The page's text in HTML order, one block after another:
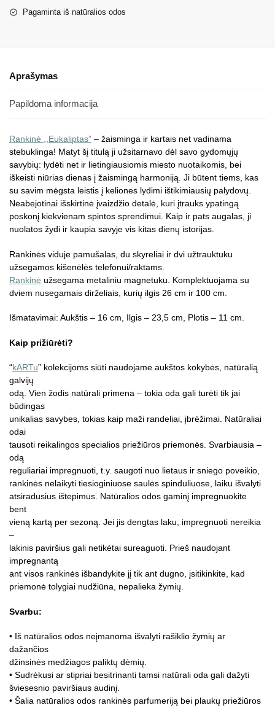
Pagaminta iš natūralios odos
Aprašymas
Papildoma informacija
Rankinė ,,Eukaliptas” – žaisminga ir kartais net vadinama
stebuklinga! Matyt šį titulą ji užsitarnavo dėl savo gydomųjų
savybių: lydėti net ir lietingiausiomis miesto nuotaikomis, bei
iškeisti niūrias dienas į žaismingą harmoniją. Ji būtent tiems, kas
su savim mėgsta leistis į keliones lydimi ištikimiausių palydovų.
Neabejotinai išskirtinė įvaizdžio detalė, kuri įtrauks ypatingą
poskonį kiekvienam spintos sprendimui. Kaip ir pats augalas, ji
nuolatos žydi ir kaupia savyje vis kitas dienų istorijas.
Rankinės viduje pamušalas, du skyreliai ir dvi užtrauktuku
užsegamos kišenėlės telefonui/raktams.
Rankinė užsegama metaliniu magnetuku. Komplektuojama su
dviem nusegamais dirželiais, kurių ilgis 26 cm ir 100 cm.
Išmatavimai: Aukštis – 16 cm, Ilgis – 23,5 cm, Plotis – 11 cm.
Kaip prižiūrėti?
“kARTu” kolekcijoms siūti naudojame aukštos kokybės, natūralią
galvijų
odą. Vien žodis natūrali primena – tokia oda gali turėti tik jai
būdingas
unikalias savybes, tokias kaip maži randeliai, įbrėžimai. Natūraliai
odai
tausoti reikalingos specialios priežiūros priemonės. Svarbiausia –
odą
reguliariai impregnuoti, t.y. saugoti nuo lietaus ir sniego poveikio,
rankinės nelaikyti tiesioginiuose saulės spinduliuose, laiku išvalyti
atsiradusius ištepimus. Natūralios odos gaminį impregnuokite
bent
vieną kartą per sezoną. Jei jis dengtas laku, impregnuoti nereikia
–
lakinis paviršius gali netikėtai sureaguoti. Prieš naudojant
impregnantą
ant visos rankinės išbandykite jį tik ant dugno, įsitikinkite, kad
priemonė tolygiai nudžiūna, nepalieka žymių.
Svarbu:
• Iš natūralios odos neįmanoma išvalyti rašiklio žymių ar
dažančios
džinsinės medžiagos paliktų dėmių.
• Sudrėkusi ar stipriai besitrinanti tamsi natūrali oda gali dažyti
šviesesnio paviršiaus audinį.
• Šalia natūralios odos rankinės parfumeriją bei plaukų priežiūros